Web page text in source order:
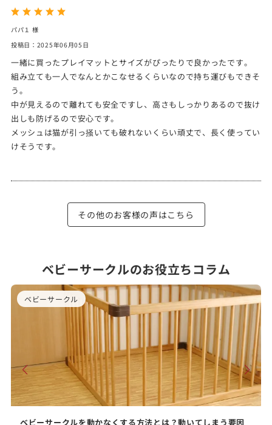
パパ１ 様
投稿日：2025年06月05日
一緒に買ったプレイマットとサイズがぴったりで良かったです。
組み立ても一人でなんとかこなせるくらいなので持ち運びもできそ
う。
中が見えるので離れても安全ですし、高さもしっかりあるので抜け
出しも防げるので安心です。
メッシュは猫が引っ掻いても破れないくらい頑丈で、長く使ってい
けそうです。
その他のお客様の声はこちら
ベビーサークルのお役立ちコラム
ベビーサークル
ベビーサークルを動かなくする方法とは？動いてしまう要因